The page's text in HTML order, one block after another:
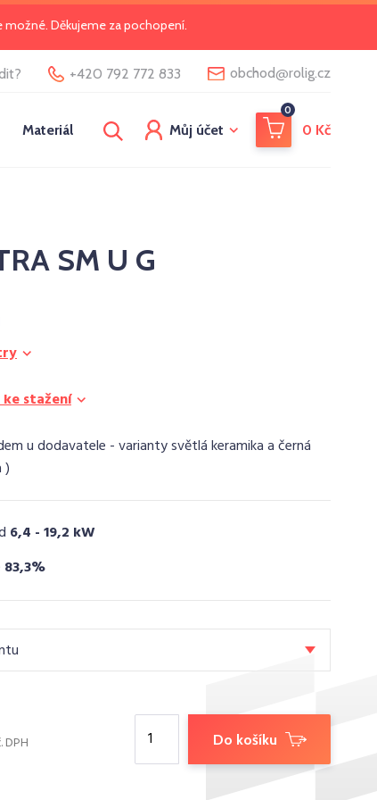
možné. Děkujeme za pochopení.
+420 792 772 833 obchod@rolig.cz
Materiál Můj účet
0
0 Kč
SM U G
stažení
u dodavatele - varianty světlá keramika a černá
6,4 - 19,2 kW
83,3%
DPH Do košíku